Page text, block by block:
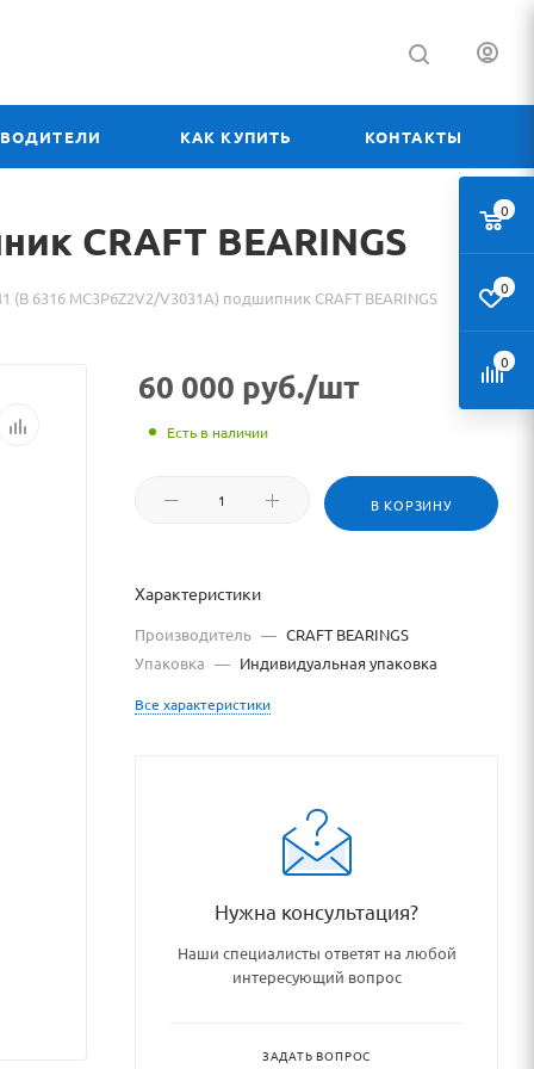
КАК КУПИТЬ КОНТАКТЫ
CRAFT BEARINGS
(B 6316 MC3P6Z2V2/V3031A) подшипник CRAFT BEARINGS
60 000 руб./шт
Есть в наличии
В КОРЗИНУ
Характеристики
Производитель — CRAFT BEARINGS
Упаковка — Индивидуальная упаковка
Все характеристики
Нужна консультация?
Наши специалисты ответят на любой
интересующий вопрос
ЗАДАТЬ ВОПРОС
0
0
0